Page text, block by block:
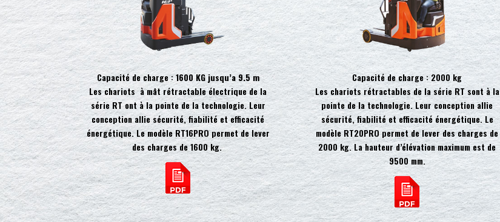
Capacité de charge :1600 KG jusqu’a 9.5 m
Les chariots à mât rétractable électrique de la
série RT ont à la pointe de la technologie. Leur
conception allie sécurité, fiabilité et efficacité
énergétique. Le modèle RT16PRO permet de lever
des charges de 1600 kg.
Capacité de charge : 2000 kg
Les chariots rétractables de la série RT sont à la
pointe de la technologie. Leur conception allie
sécurité, fiabilité et efficacité énergétique. Le
modèle RT20PRO permet de lever des charges de
2000 kg. La hauteur d’élévation maximum est de
9500 mm.